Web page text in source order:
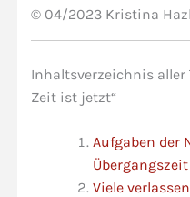
© 04/2023 Kristina
Inhaltsverzeichnis aller
Zeit ist jetzt“
Aufgaben der
Übergangszeit
Viele